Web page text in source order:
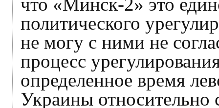
политического
не могу с ними не
процесс
определенное время
Украины относительно